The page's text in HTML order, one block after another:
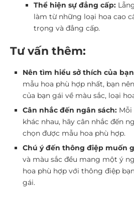
Thể hiện sự đẳng cấp:
làm từ những loại hoa cao
trọng và đẳng cấp.
Tư vấn thêm:
Nên tìm hiểu sở thích của
mẫu hoa phù hợp nhất, bạn
của bạn gái về màu sắc, loại
Cân nhắc đến ngân sách: Mỗi
khác nhau, hãy cân nhắc đến
chọn được mẫu hoa phù hợp.
Chú ý đến thông điệp muốn
và màu sắc đều mang một ý
hoa phù hợp với thông điệp
gái.